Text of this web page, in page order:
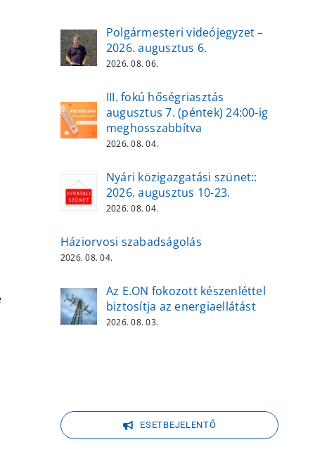
Polgármesteri videójegyzet –
2026. augusztus 6.
2026. 08. 06.
III. fokú hőségriasztás
augusztus 7. (péntek) 24:00-ig
meghosszabbítva
2026. 08. 04.
Nyári közigazgatási szünet::
2026. augusztus 10-23.
2026. 08. 04.
Háziorvosi szabadságolás
2026. 08. 04.
Az E.ON fokozott készenléttel
biztosítja az energiaellátást
2026. 08. 03.
ESETBEJELENTŐ